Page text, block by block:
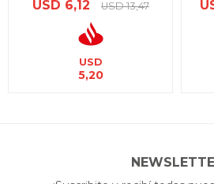
USD 6,12 USD 13,47
USD
5,20